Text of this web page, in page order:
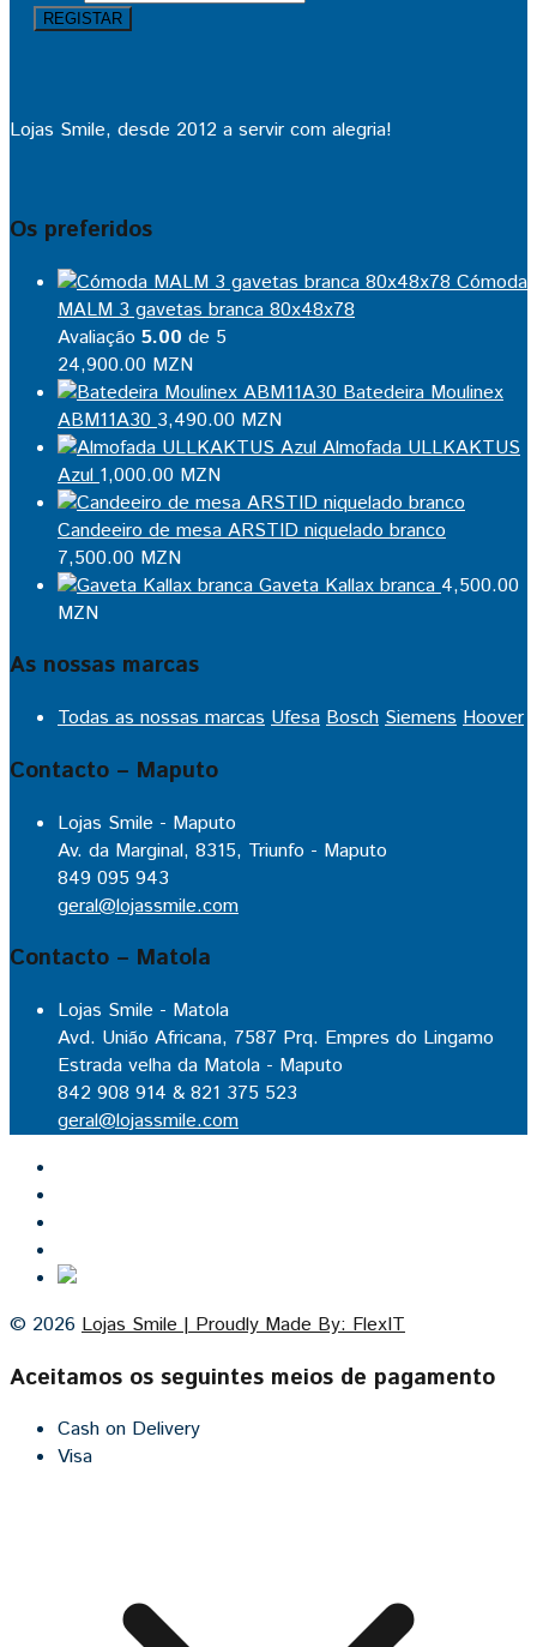
Lojas Smile, desde 2012 a servir com alegria!
Os preferidos
Cómoda
MALM 3 gavetas branca 80x48x78
Avaliação 5.00 de 5
24,900.00 MZN
Batedeira Moulinex
ABM11A30 3,490.00 MZN
Almofada ULLKAKTUS
Azul 1,000.00 MZN
Candeeiro de mesa ARSTID niquelado branco
7,500.00 MZN
Gaveta Kallax branca 4,500.00
MZN
As nossas marcas
Todas as nossas marcas Ufesa Bosch Siemens Hoover
Contacto – Maputo
Lojas Smile - Maputo
Av. da Marginal, 8315, Triunfo - Maputo
849 095 943
geral@lojassmile.com
Contacto – Matola
Lojas Smile - Matola
Avd. União Africana, 7587 Prq. Empres do Lingamo
Estrada velha da Matola - Maputo
842 908 914 & 821 375 523
geral@lojassmile.com
© 2026 Lojas Smile | Proudly Made By: FlexIT
Aceitamos os seguintes meios de pagamento
Cash on Delivery
Visa